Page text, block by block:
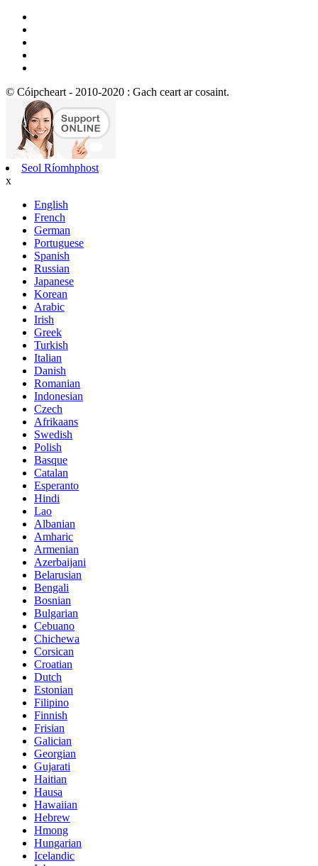
© Cóipcheart - 2010-2020 : Gach ceart ar cosaint.
Seol Ríomhphost
x
English
French
German
Portuguese
Spanish
Russian
Japanese
Korean
Arabic
Irish
Greek
Turkish
Italian
Danish
Romanian
Indonesian
Czech
Afrikaans
Swedish
Polish
Basque
Catalan
Esperanto
Hindi
Lao
Albanian
Amharic
Armenian
Azerbaijani
Belarusian
Bengali
Bosnian
Bulgarian
Cebuano
Chichewa
Corsican
Croatian
Dutch
Estonian
Filipino
Finnish
Frisian
Galician
Georgian
Gujarati
Haitian
Hausa
Hawaiian
Hebrew
Hmong
Hungarian
Icelandic